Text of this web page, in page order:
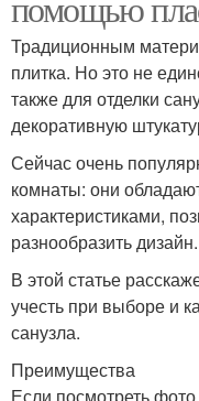
Традиционным
плитка. Но это не
также для отделки
декоративную
Сейчас очень
комнаты: они
характеристиками,
разнообразить дизайн.
В этой статье
учесть при выборе и
санузла.
Преимущества
Если посмотреть